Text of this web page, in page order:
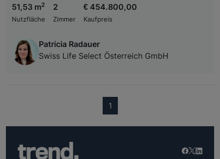
51,53 m2
Nutzfläche
2
Zimmer
€ 454.800,00
Kaufpreis
Patricia Radauer
Swiss Life Select Österreich GmbH
1(current)